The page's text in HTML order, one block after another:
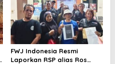
FWJ Indonesia Resmi
Laporkan RSP alias Ros